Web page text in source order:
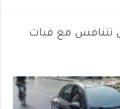
تتنافس مع فيات